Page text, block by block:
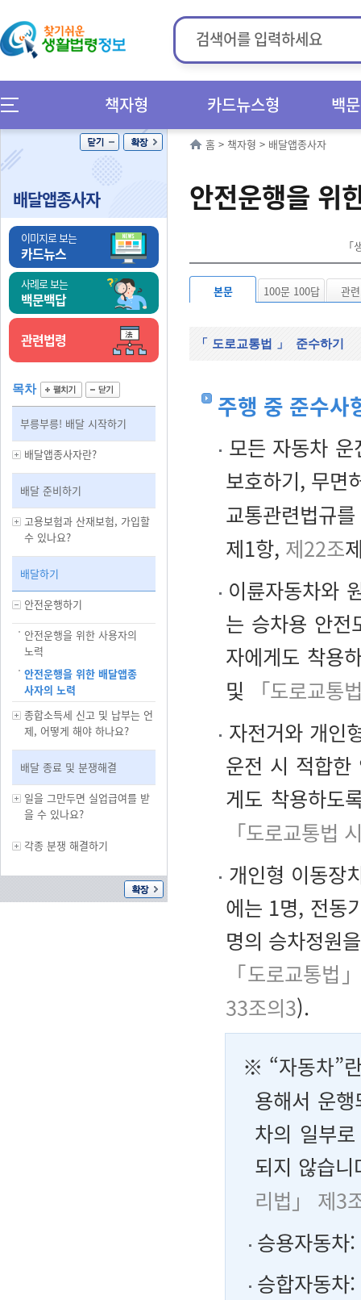
책자형 카드뉴스형 백
배달앱종사자
이미지로 보는
카드뉴스
사례로 보는
백문백답
관련법령
목차
부릉부릉! 배달 시작하기
배달앱종사자란?
배달 준비하기
고용보험과 산재보험, 가입할
수 있나요?
배달하기
안전운행하기
안전운행을 위한 사용자의
노력
안전운행을 위한 배달앱종
사자의 노력
종합소득세 신고 및 납부는 언
제, 어떻게 해야 하나요?
배달 종료 및 분쟁해결
일을 그만두면 실업급여를 받
을 수 있나요?
각종 분쟁 해결하기
홈 > 책자형 > 배달앱종사자
안전운행을 위
본문 100문 100답 관
「 도로교통법 」 준수하기
주행 중 준수사
모든 자동차
보호하기, 무면
교통관련법규
제1항, 제22조
이륜자동차와
는 승차용 안전
자에게도 착용
및
「도로교통
자전거와 개인
운전 시 적합한
게도 착용하도
「도로교통법
개인형 이동장
에는 1명, 전동
명의 승차정원
「도로교통법
33조의3).
※ “자동차”
용해서 운
차의 일부
되지 않습니
리법」 제3
승용자동차
승합자동차